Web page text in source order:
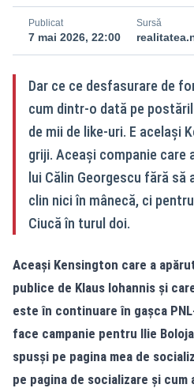
Publicat
7 mai 2026, 22:00
Sursă
Dar ce ce desfasurare de
cum dintr-o dată pe
de mii de like-uri. E același
griji. Aceași companie care
lui Călin Georgescu fără să
clin nici în mânecă, ci
Ciucă în turul doi.
Aceași Kensington care a
publice de Klaus Iohannis și
este în continuare în gașca
face campanie pentru Ilie
spusși pe pagina mea de
pe pagina de socializare și